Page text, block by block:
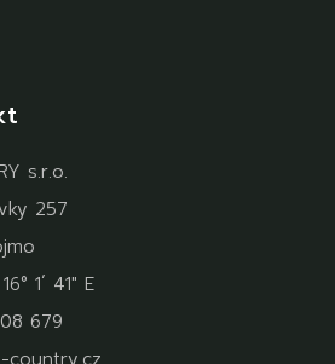
s.r.o.
257
1´ 41" E
679